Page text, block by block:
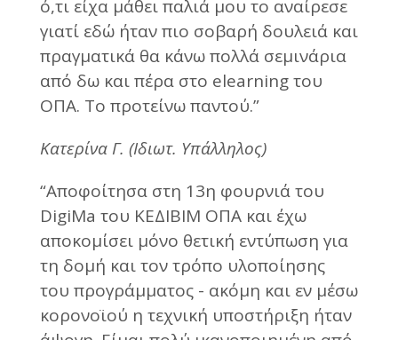
ό,τι είχα μάθει παλιά μου το αναίρεσε
γιατί εδώ ήταν πιο σοβαρή δουλειά και
πραγματικά θα κάνω πολλά σεμινάρια
από δω και πέρα στο elearning του
ΟΠΑ. Το προτείνω παντού.”
Κατερίνα Γ. (Ιδιωτ. Υπάλληλος)
“Αποφοίτησα στη 13η φουρνιά του
DigiMa του ΚΕΔΙΒΙΜ ΟΠΑ και έχω
αποκομίσει μόνο θετική εντύπωση για
τη δομή και τον τρόπο υλοποίησης
του προγράμματος - ακόμη και εν μέσω
κορονοϊού η τεχνική υποστήριξη ήταν